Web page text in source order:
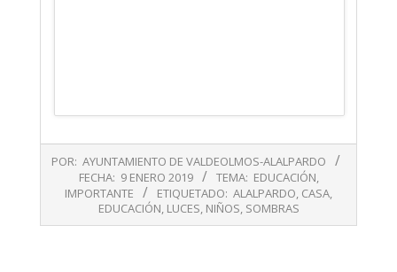
01-
POR: AYUNTAMIENTO DE VALDEOLMOS-ALALPARDO
FECHA: 9 ENERO 2019 TEMA: EDUCACIÓN
IMPORTANTE
ETIQUETADO: ALALPARDO CASA
EDUCACIÓN LUCES NIÑOS SOMBRAS